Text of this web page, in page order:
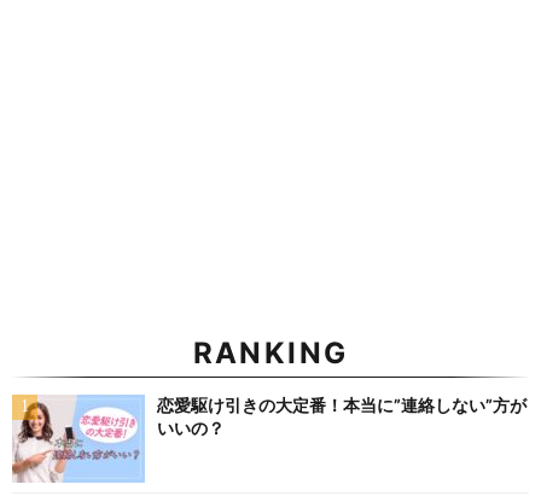
RANKING
恋愛駆け引きの大定番！本当に”連絡しない”方が
いいの？